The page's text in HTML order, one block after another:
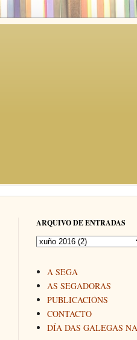
ARQUIVO DE ENTRADAS
A SEGA
AS SEGADORAS
PUBLICACIÓNS
CONTACTO
DÍA DAS GALEGAS